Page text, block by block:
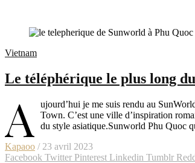
Vietnam
Le téléphérique le plus long
A
ujourd’hui je me suis rendu au
Town. C’est une ville d’inspiration
du style asiatique.Sunworld Phu Quoc
Kapaoo / 23 avril 2023
Facebook Twitter Pinterest Linkedin Tumblr